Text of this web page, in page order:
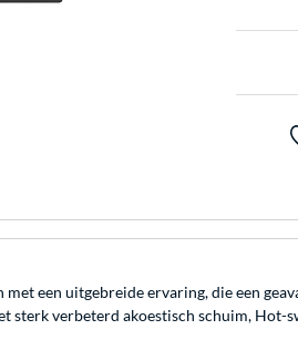
een uitgebreide ervaring, die een
sterk verbeterd akoestisch schuim,